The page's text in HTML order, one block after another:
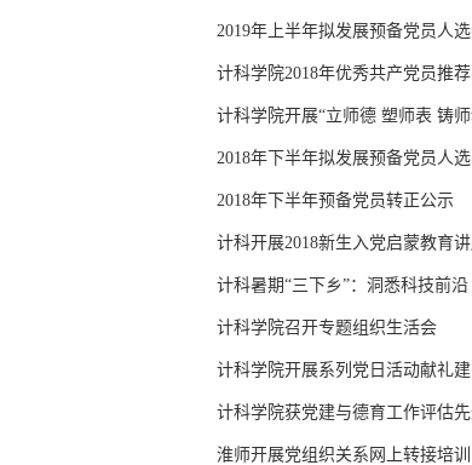
2019年上半年拟发展预备党员人
计科学院2018年优秀共产党员推
计科学院开展“立师德 塑师表 铸
2018年下半年拟发展预备党员人
2018年下半年预备党员转正公示
计科开展2018新生入党启蒙教育
计科暑期“三下乡”：洞悉科技前
计科学院召开专题组织生活会
计科学院开展系列党日活动献礼
计科学院获党建与德育工作评估
淮师开展党组织关系网上转接培训